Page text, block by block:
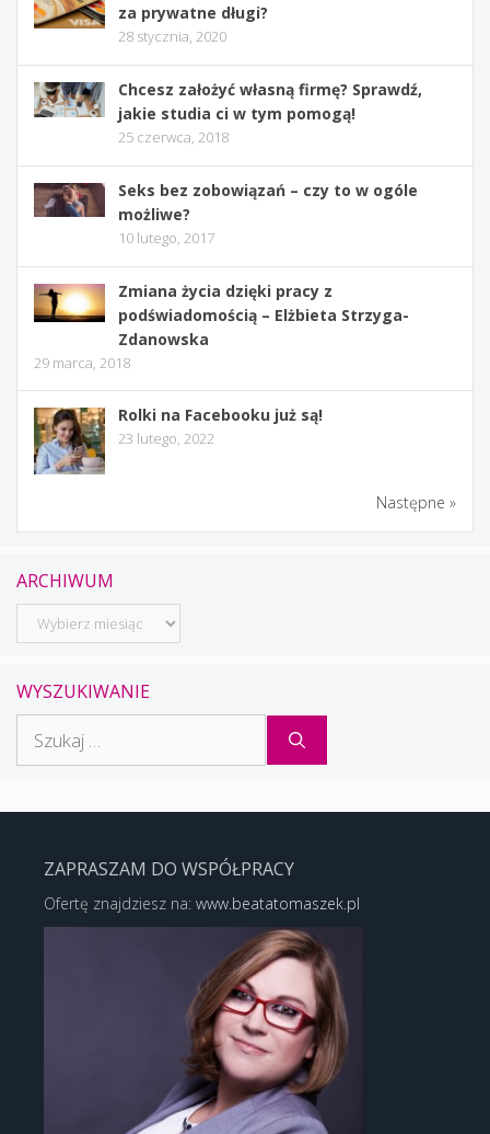
za prywatne długi?
28 stycznia, 2020
Chcesz założyć własną firmę? Sprawdź,
jakie studia ci w tym pomogą!
25 czerwca, 2018
Seks bez zobowiązań – czy to w ogóle
możliwe?
10 lutego, 2017
Zmiana życia dzięki pracy z
podświadomością – Elżbieta Strzyga-
Zdanowska
29 marca, 2018
Rolki na Facebooku już są!
23 lutego, 2022
Następne »
ARCHIWUM
Archiwum
WYSZUKIWANIE
ZAPRASZAM DO WSPÓŁPRACY
Ofertę znajdziesz na: www.beatatomaszek.pl